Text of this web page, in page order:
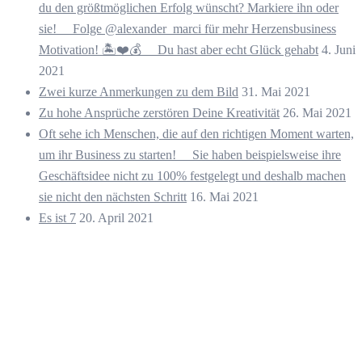
du den größtmöglichen Erfolg wünscht? Markiere ihn oder
sie! ⠀ Folge @alexander_marci für mehr Herzensbusiness
Motivation! 🏝️❤️💰 ⠀ Du hast aber echt Glück gehabt 4. Juni
2021
Zwei kurze Anmerkungen zu dem Bild 31. Mai 2021
Zu hohe Ansprüche zerstören Deine Kreativität 26. Mai 2021
Oft sehe ich Menschen, die auf den richtigen Moment warten,
um ihr Business zu starten! ⠀ Sie haben beispielsweise ihre
Geschäftsidee nicht zu 100% festgelegt und deshalb machen
sie nicht den nächsten Schritt 16. Mai 2021
Es ist 7 20. April 2021